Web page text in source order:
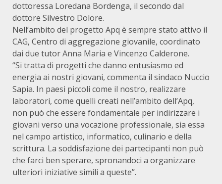
dottoressa Loredana Bordenga, il secondo dal
dottore Silvestro Dolore.
Nell’ambito del progetto Apq è sempre stato attivo il
CAG, Centro di aggregazione giovanile, coordinato
dai due tutor Anna Maria e Vincenzo Calderone.
“Si tratta di progetti che danno entusiasmo ed
energia ai nostri giovani, commenta il sindaco Nuccio
Sapia. In paesi piccoli come il nostro, realizzare
laboratori, come quelli creati nell’ambito dell’Apq,
non può che essere fondamentale per indirizzare i
giovani verso una vocazione professionale, sia essa
nel campo artistico, informatico, culinario e della
scrittura. La soddisfazione dei partecipanti non può
che farci ben sperare, spronandoci a organizzare
ulteriori iniziative simili a queste”.